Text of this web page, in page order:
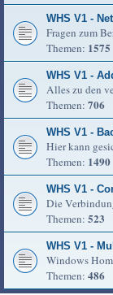
WHS V1 -
Fragen zum
Themen: 1575
WHS V1 -
Alles zu den
Themen: 706
WHS V1 -
Hier kann
Themen: 1490
WHS V1 -
Die
Themen: 523
WHS V1 -
Windows
Themen: 486